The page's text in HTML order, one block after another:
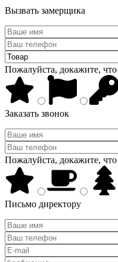
Вызвать замерщика
Пожалуйста, докажите,
Заказать звонок
Пожалуйста, докажите,
Письмо директору